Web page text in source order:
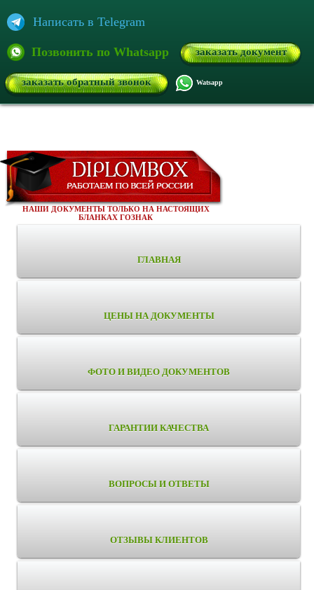
Написать в Telegram
Позвонить по Whatsapp заказать документ
заказать обратный звонок Watsapp
НАШИ ДОКУМЕНТЫ ТОЛЬКО НА НАСТОЯЩИХ
БЛАНКАХ ГОЗНАК
ГЛАВНАЯ
ЦЕНЫ НА ДОКУМЕНТЫ
ФОТО И ВИДЕО ДОКУМЕНТОВ
ГАРАНТИИ КАЧЕСТВА
ВОПРОСЫ И ОТВЕТЫ
ОТЗЫВЫ КЛИЕНТОВ